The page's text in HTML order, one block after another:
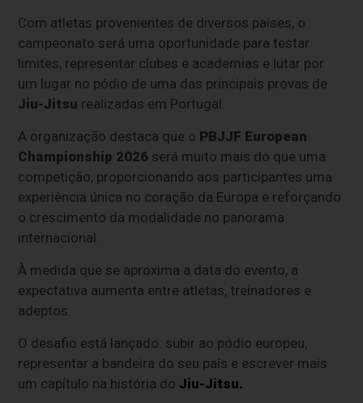
Com atletas provenientes de diversos países, o
campeonato será uma oportunidade para testar
limites, representar clubes e academias e lutar por
um lugar no pódio de uma das principais provas de
Jiu-Jitsu realizadas em Portugal.
A organização destaca que o PBJJF European
Championship 2026 será muito mais do que uma
competição, proporcionando aos participantes uma
experiência única no coração da Europa e reforçando
o crescimento da modalidade no panorama
internacional.
À medida que se aproxima a data do evento, a
expectativa aumenta entre atletas, treinadores e
adeptos.
O desafio está lançado: subir ao pódio europeu,
representar a bandeira do seu país e escrever mais
um capítulo na história do Jiu-Jitsu.